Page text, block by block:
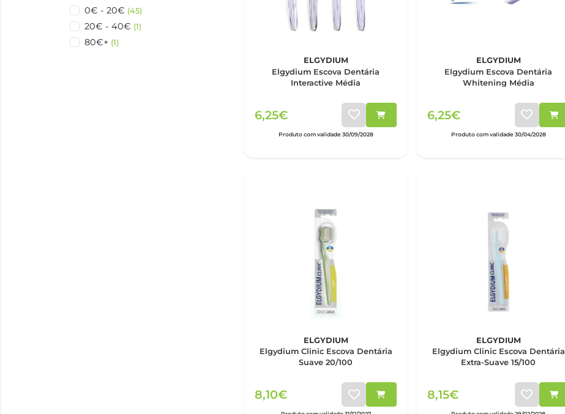
0€ - 20€ (45)
20€ - 40€ (1)
80€+ (1)
ELGYDIUM
Elgydium Escova Dentária
Interactive Média
6,25€
Produto com validade 30/09/2028
ELGYDIUM
Elgydium Escova Dentária
Whitening Média
6,25€
Produto com validade 30/04/2028
ELGYDIUM
Elgydium Clinic Escova Dentária
Suave 20/100
8,10€
ELGYDIUM
Elgydium Clinic Escova Dentária
Extra-Suave 15/100
8,15€